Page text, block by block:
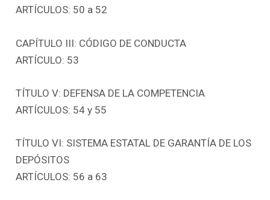
ARTÍCULOS: 50 a 52
CAPÍTULO III: CÓDIGO DE CONDUCTA
ARTÍCULO: 53
TÍTULO V: DEFENSA DE LA COMPETENCIA
ARTÍCULOS: 54 y 55
TÍTULO VI: SISTEMA ESTATAL DE GARANTÍA DE LOS
DEPÓSITOS
ARTÍCULOS: 56 a 63